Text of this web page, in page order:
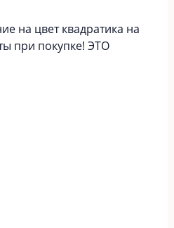
на цвет квадратика на
при покупке! ЭТО